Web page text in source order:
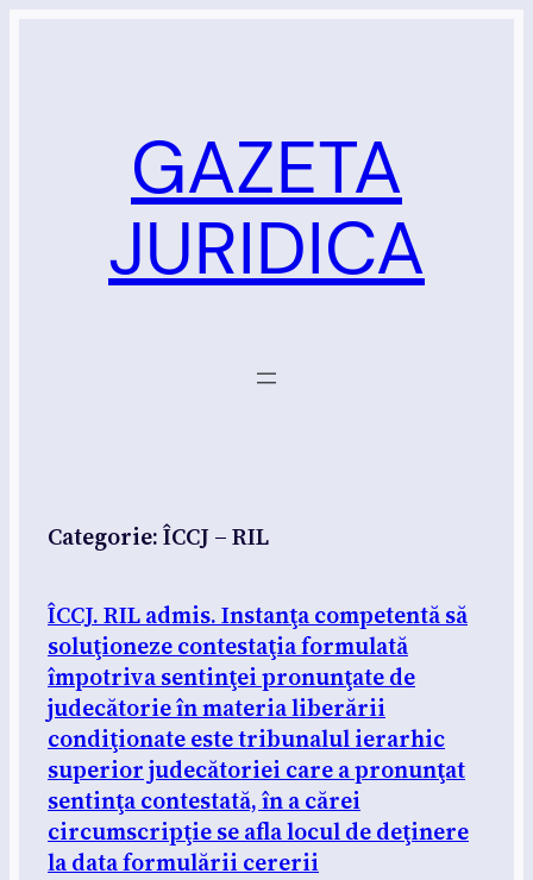
GAZETA
JURIDICA
Categorie:ÎCCJ – RIL
ÎCCJ. RIL admis. Instanţa competentă să
soluţioneze contestaţia formulată
împotriva sentinţei pronunţate de
judecătorie în materia liberării
condiţionate este tribunalul ierarhic
superior judecătoriei care a pronunţat
sentinţa contestată, în a cărei
circumscripţie se afla locul de deţinere
la data formulării cererii